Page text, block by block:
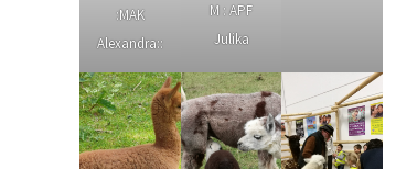
:MAK
Alexandra::
M : APF
Julika